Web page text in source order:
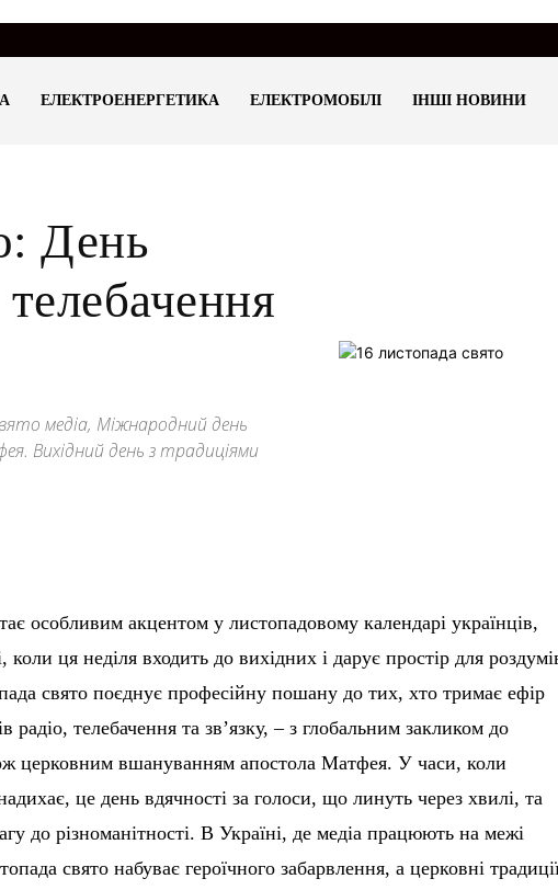
ЕЛЕКТРОЕНЕРГЕТИКА ЕЛЕКТРОМОБІЛІ ІНШІ НОВИНИ
День
медіа, Міжнародний день
Вихідний день з традиціями
особливим акцентом у листопадовому календарі українців,
коли ця неділя входить до вихідних і дарує простір для
свято поєднує професійну пошану до тих, хто тримає ефір
радіо, телебачення та зв’язку, – з глобальним закликом до
церковним вшануванням апостола Матфея. У часи, коли
це день вдячності за голоси, що линуть через хвилі, та
до різноманітності. В Україні, де медіа працюють на межі
свято набуває героїчного забарвлення, а церковні